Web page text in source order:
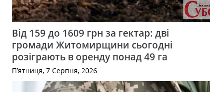
Від 159 до 1609 грн за гектар: дві
громади Житомирщини сьогодні
розіграють в оренду понад 49 га
П’ятниця, 7 Серпня, 2026